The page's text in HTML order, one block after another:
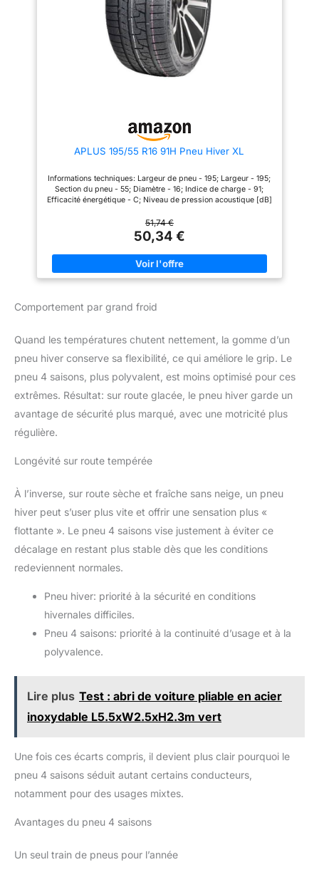
que la pièce automobile soit
compatible ? Il vous suffit de
nous envoyer le numéro
d'identification de votre
véhicule (numéro VIN). Notre
équipe d'experts verificera la
compatibilité et vous donnera
compatible avec votre véhicule
véhicule et noter toute
APLUS 195/55 R16 91H Pneu Hiver XL
Informations techniques: Largeur de pneu - 195; Largeur - 195;
Section du pneu - 55; Diamètre - 16; Indice de charge - 91;
Efficacité énergétique - C; Niveau de pression acoustique [dB]
Hauteur - 55; Type - R; Indice de charge - 91; Type - pkw;
EPREL-id - 1293091; Tailles de pneus - 195-55-16; Adhérence
sur sol mouillé - C; Dimensions du pneu - 16; Indice de vitesse
- h; Indice de vitesse - H; Groupe - PKW; Type - r; Adhérence
sur la neige - 1; Pneu Renforcé - XL; M+S - Oui Vérification
rapide de la compatibilité en un seul jour ouvrable : vous n'êtes
(numéro VIN). Notre équipe d'experts verificera la
pièce de rechange est compatible avec votre véhicule à l'aide
existant.
51,74 €
50,34 €
Comportement par grand froid
Quand les températures chutent nettement, la gomme d’un
pneu hiver conserve sa flexibilité, ce qui améliore le grip. Le
pneu 4 saisons, plus polyvalent, est moins optimisé pour ces
extrêmes. Résultat: sur route glacée, le pneu hiver garde un
avantage de sécurité plus marqué, avec une motricité plus
régulière.
Longévité sur route tempérée
À l’inverse, sur route sèche et fraîche sans neige, un pneu
hiver peut s’user plus vite et offrir une sensation plus «
flottante ». Le pneu 4 saisons vise justement à éviter ce
décalage en restant plus stable dès que les conditions
redeviennent normales.
Pneu hiver: priorité à la sécurité en conditions
hivernales difficiles.
Pneu 4 saisons: priorité à la continuité d’usage et à la
polyvalence.
Lire plus Test : abri de voiture pliable en acier
inoxydable L5.5xW2.5xH2.3m vert
Une fois ces écarts compris, il devient plus clair pourquoi le
pneu 4 saisons séduit autant certains conducteurs,
notamment pour des usages mixtes.
Avantages du pneu 4 saisons
Un seul train de pneus pour l’année